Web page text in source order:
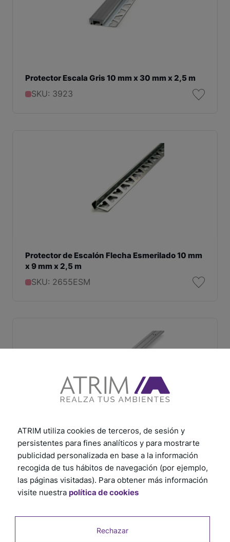
Protector Escala Gris 10 mm x 30 mm x 2,5 m
SKU: 3923
Protector de Escalón Flecha Esmerilado 10 mm
x 9 mm x 2,5 m
SKU: 2655ESM
Nariz de Escalón Euro Cromo Mate 20 mm x 25
mm x 2,5 m
SKU: 3913
ATRIM utiliza cookies de terceros, de sesión y
persistentes para fines analíticos y para mostrarte
publicidad personalizada en base a la información
recogida de tus hábitos de navegación (por ejemplo,
las páginas visitadas). Para obtener más información
visite nuestra política de cookies
Rechazar